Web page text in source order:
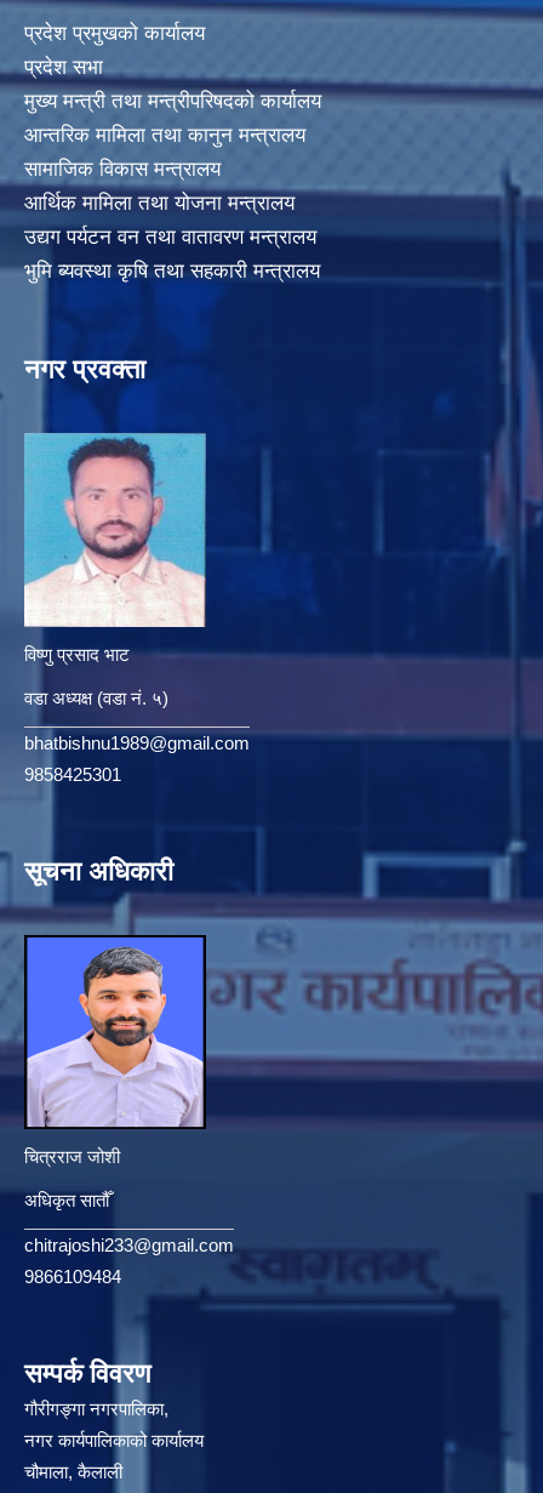
प्रदेश प्रमुखको कार्यालय
प्रदेश सभा
मुख्य मन्त्री तथा मन्त्रीपरिषदको कार्यालय
आन्तरिक मामिला तथा कानुन मन्त्रालय
सामाजिक विकास मन्त्रालय
आर्थिक मामिला तथा योजना मन्त्रालय
उद्यग पर्यटन वन तथा वातावरण मन्त्रालय
भुमि ब्यवस्था कृषि तथा सहकारी मन्त्रालय
नगर प्रवक्ता
विष्णु प्रसाद भाट
वडा अध्यक्ष (वडा नं. ५)
bhatbishnu1989@gmail.com
9858425301
सूचना अधिकारी
चित्रराज जोशी
अधिकृत सातौँ
chitrajoshi233@gmail.com
9866109484
सम्पर्क विवरण
गौरीगङ्गा नगरपालिका,
नगर कार्यपालिकाको कार्यालय
चौमाला, कैलाली